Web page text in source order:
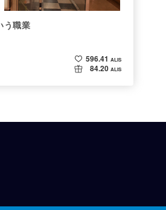
う職業
596.41 ALIS
84.20 ALIS